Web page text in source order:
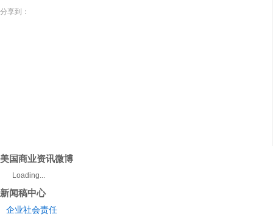
分享到：
美国商业资讯微博
Loading...
新闻稿中心
企业社会责任